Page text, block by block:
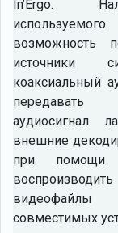
In’Ergo.
возможность
источники
коаксиальный
передавать
аудиосигнал
внешние
при помощи
совместимых